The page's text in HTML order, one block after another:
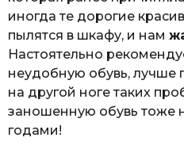
иногда те дорогие
пылятся в шкафу, и нам
Настоятельно
неудобную обувь,
на другой ноге таких
заношенную обувь тоже
годами!